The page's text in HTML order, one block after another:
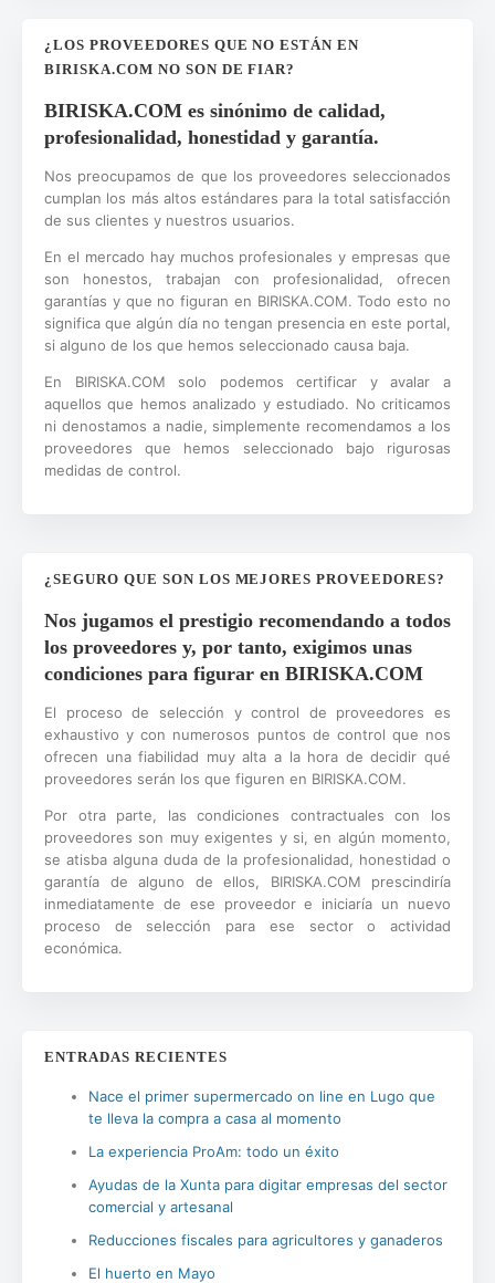
¿LOS PROVEEDORES QUE NO ESTÁN EN
BIRISKA.COM NO SON DE FIAR?
BIRISKA.COM es sinónimo de calidad,
profesionalidad, honestidad y garantía.
Nos preocupamos de que los proveedores seleccionados
cumplan los más altos estándares para la total satisfacción
de sus clientes y nuestros usuarios.
En el mercado hay muchos profesionales y empresas que
son honestos, trabajan con profesionalidad, ofrecen
garantías y que no figuran en BIRISKA.COM. Todo esto no
significa que algún día no tengan presencia en este portal,
si alguno de los que hemos seleccionado causa baja.
En BIRISKA.COM solo podemos certificar y avalar a
aquellos que hemos analizado y estudiado. No criticamos
ni denostamos a nadie, simplemente recomendamos a los
proveedores que hemos seleccionado bajo rigurosas
medidas de control.
¿SEGURO QUE SON LOS MEJORES PROVEEDORES?
Nos jugamos el prestigio recomendando a todos
los proveedores y, por tanto, exigimos unas
condiciones para figurar en BIRISKA.COM
El proceso de selección y control de proveedores es
exhaustivo y con numerosos puntos de control que nos
ofrecen una fiabilidad muy alta a la hora de decidir qué
proveedores serán los que figuren en BIRISKA.COM.
Por otra parte, las condiciones contractuales con los
proveedores son muy exigentes y si, en algún momento,
se atisba alguna duda de la profesionalidad, honestidad o
garantía de alguno de ellos, BIRISKA.COM prescindiría
inmediatamente de ese proveedor e iniciaría un nuevo
proceso de selección para ese sector o actividad
económica.
ENTRADAS RECIENTES
Nace el primer supermercado on line en Lugo que
te lleva la compra a casa al momento
La experiencia ProAm: todo un éxito
Ayudas de la Xunta para digitar empresas del sector
comercial y artesanal
Reducciones fiscales para agricultores y ganaderos
El huerto en Mayo